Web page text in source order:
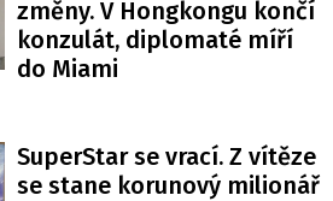
změny. V Hongkongu končí
konzulát, diplomaté míří
do Miami
SuperStar se vrací. Z vítěze
se stane korunový milionář